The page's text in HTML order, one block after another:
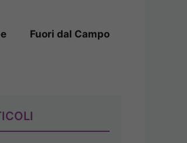
Fuori dal Campo